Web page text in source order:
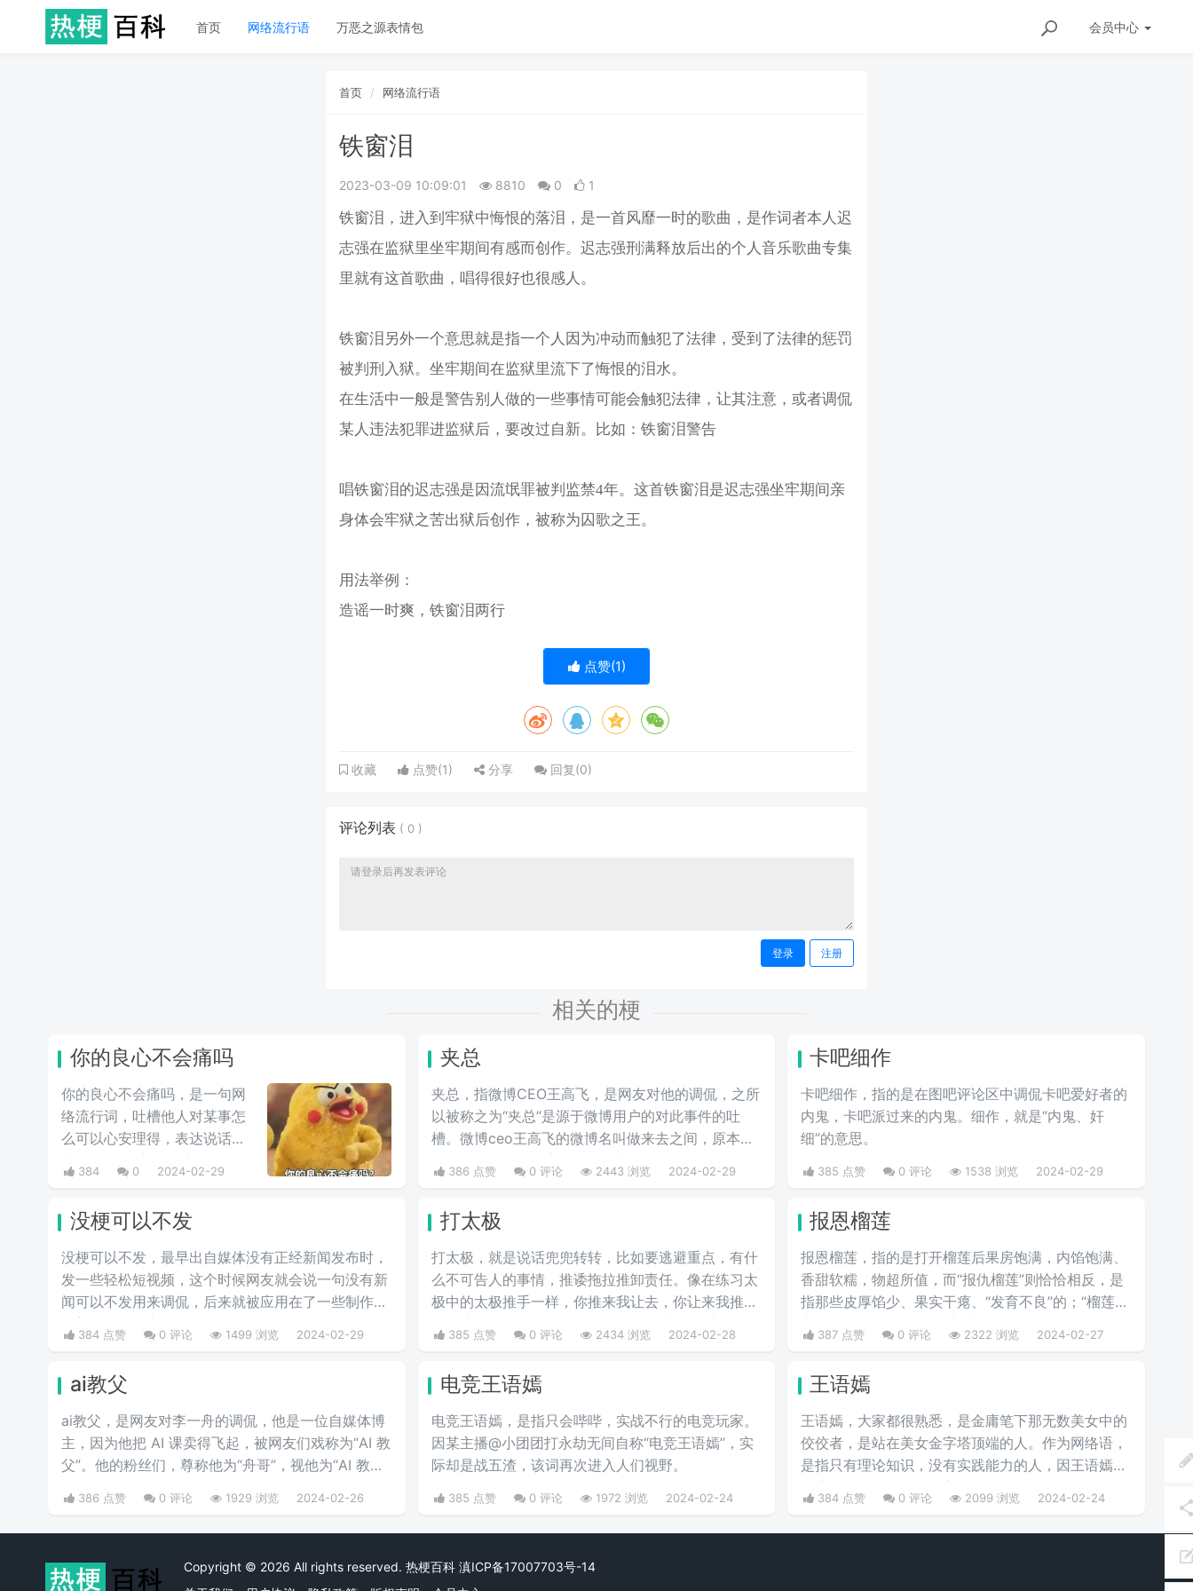
首页 网络流行语 万恶之源表情包 会员中心
首页 网络流行语
铁窗泪
2023-03-09 10:09:01 8810 0 1
铁窗泪，进入到牢狱中悔恨的落泪，是一首风靡一时的歌曲，是作词者本人迟
志强在监狱里坐牢期间有感而创作。迟志强刑满释放后出的个人音乐歌曲专集
里就有这首歌曲，唱得很好也很感人。
铁窗泪另外一个意思就是指一个人因为冲动而触犯了法律，受到了法律的惩罚
被判刑入狱。坐牢期间在监狱里流下了悔恨的泪水。
在生活中一般是警告别人做的一些事情可能会触犯法律，让其注意，或者调侃
某人违法犯罪进监狱后，要改过自新。比如：铁窗泪警告
唱铁窗泪的迟志强是因流氓罪被判监禁4年。这首铁窗泪是迟志强坐牢期间亲
身体会牢狱之苦出狱后创作，被称为囚歌之王。
用法举例：
造谣一时爽，铁窗泪两行
点赞(1)
收藏 点赞(1) 分享 回复(0)
评论列表 ( 0 )
登录 注册
相关的梗
你的良心不会痛吗
你的良心不会痛吗，是一句网
络流行词，吐槽他人对某事怎
么可以心安理得，表达说话人
心里mmp的心情。这里
的“痛”含有“内疚、愧疚、不好
意思。网络上主要用于吐槽别
人不会内疚吗，来源于热图鹦
鹉兄弟表情包，火于知乎，该
词也被《咬文嚼字》评为2017
年度十大流行语之一，现在多
用于聊天中的表情包。
384 0 2024-02-29
夹总
夹总，指微博CEO王高飞，是网友对他的调侃，之所
以被称之为“夹总”是源于微博用户的对此事件的吐
槽。微博ceo王高飞的微博名叫做来去之间，原本是
叫来总的。因为来字去掉一竖之后是“夹”，并且微博
把屏蔽敏感字的行为称为“夹”，所以来去之间喜提夹
386 点赞 0 评论 2443 浏览 2024-02-29
卡吧细作
卡吧细作，指的是在图吧评论区中调侃卡吧爱好者的
内鬼，卡吧派过来的内鬼。细作，就是“内鬼、奸
细”的意思。
385 点赞 0 评论 1538 浏览 2024-02-29
没梗可以不发
没梗可以不发，最早出自媒体没有正‌‌‌‌‌‌‌‌经新闻发布时，
发一些轻松短视频，这个时候网友就会说一句没有新
闻可以不发用来调侃，后来就被应用在了一些制作梗
科普的视频博主身上，其实这句话也不算是批评，更
多的是带有玩梗的意味。“解梗博主”的嘲讽发言，指
的新梗，只好发一些烂梗、破梗、旧梗来敷衍了事，
不被认可时，网友们就会评论一句“没梗可以不发”。
384 点赞 0 评论 1499 浏览 2024-02-29
打太极
打太极，就是说话兜兜转转，比如要逃避重点，有什
么不可告人的事情，推诿拖拉推卸责任。像在练习太
极中的太极推手一样，你推来我让去，你让来我推
去。暗指做事情推来推去，不明确表态，避重就轻含
糊不说实话。
385 点赞 0 评论 2434 浏览 2024-02-28
报恩榴莲
报恩榴莲，指的是打开榴莲后果房饱满，内馅饱满、
香甜软糯，物超所值，而“报仇榴莲”则恰恰相反，是
指那些皮厚馅少、果实干瘪、“发育不良”的；“榴莲刺
客”则指那些会挑榴莲的高手。
387 点赞 0 评论 2322 浏览 2024-02-27
ai教父
ai教父，是网友对李一舟的调侃，他是一位自媒体博
主，因为他把 AI 课卖得飞起，被网友们戏称为“AI 教
父”。他的粉丝们，尊称他为“舟哥”，视他为“AI 教
的“知识网红”，有人说他的课程是“智商税”。
386 点赞 0 评论 1929 浏览 2024-02-26
电竞王语嫣
电竞王语嫣，是指只会哔哔，实战不行的电竞玩家。
因某主播@小团团打永劫无间自称“电竞王语嫣”，实
际却是战五渣，该词再次进入人们视野。
385 点赞 0 评论 1972 浏览 2024-02-24
王语嫣
王语嫣，大家都很熟悉，是金庸笔下那无数美女中的
佼佼者，是站在美女金字塔顶端的人。作为网络语，
是指只有理论知识，没有实践能力的人，因王语嫣是
金庸笔下的武侠小说女主之一，熟读各派武学秘笈，
能看得出各个门派的武功招式，是一位武学理论家，
却完全不会武功，适合纸上谈兵。如“说唱界王语
384 点赞 0 评论 2099 浏览 2024-02-24
Copyright © 2026 All rights reserved. 热梗百科 滇ICP备17007703号-14